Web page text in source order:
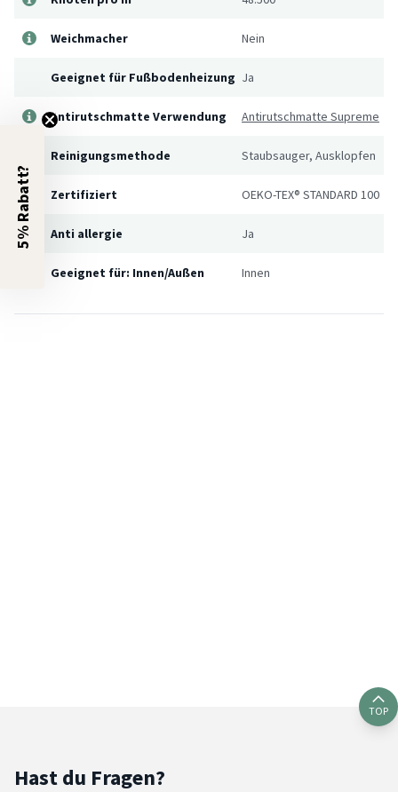
Weichmacher Nein
Geeignet für Fußbodenheizung Ja
Antirutschmatte Verwendung Antirutschmatte Supreme
Reinigungsmethode Staubsauger, Ausklopfen
Zertifiziert OEKO-TEX® STANDARD 100
Anti allergie Ja
Geeignet für: Innen/Außen Innen
TOP
Hast du Fragen?
5% Rabatt?